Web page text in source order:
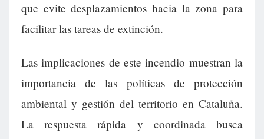
que evite desplazamientos hacia la zona para
facilitar las tareas de extinción.
Las implicaciones de este incendio muestran la
importancia de las políticas de protección
ambiental y gestión del territorio en Cataluña.
La respuesta rápida y coordinada busca